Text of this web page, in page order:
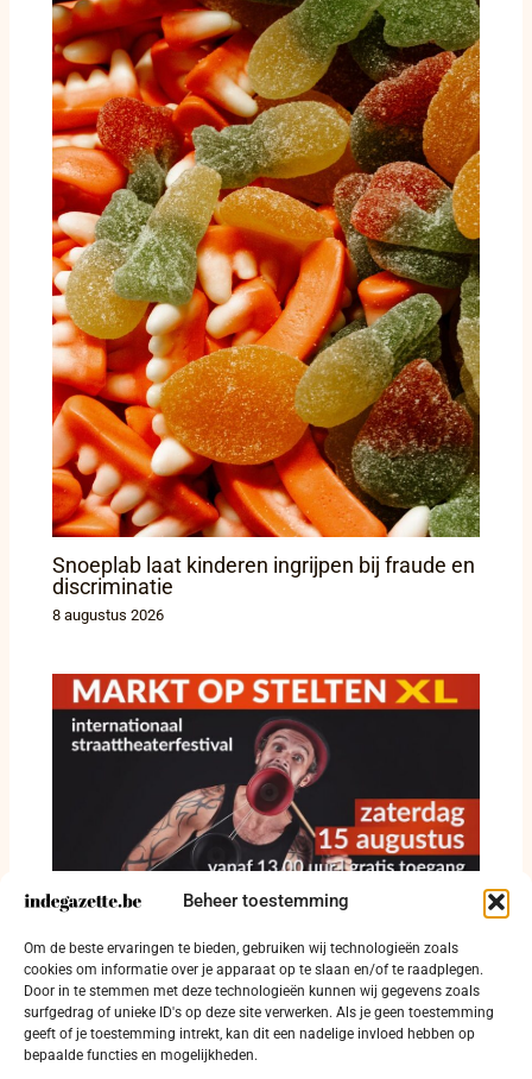
Beheer toestemming
Om de beste ervaringen te bieden, gebruiken wij technologieën zoals
cookies om informatie over je apparaat op te slaan en/of te raadplegen.
Door in te stemmen met deze technologieën kunnen wij gegevens zoals
surfgedrag of unieke ID's op deze site verwerken. Als je geen toestemming
geeft of je toestemming intrekt, kan dit een nadelige invloed hebben op
bepaalde functies en mogelijkheden.
Snoeplab laat kinderen ingrijpen bij fraude en
discriminatie
8 augustus 2026
Straattheater krijgt vrije baan op Grote Markt
in Diksmuide
8 augustus 2026